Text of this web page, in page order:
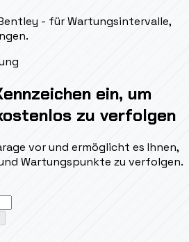
- für Wartungsintervalle,
ein, um
zu verfolgen
vor und ermöglicht es Ihnen,
Wartungspunkte zu verfolgen.